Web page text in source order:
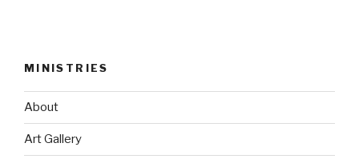
MINISTRIES
About
Art Gallery